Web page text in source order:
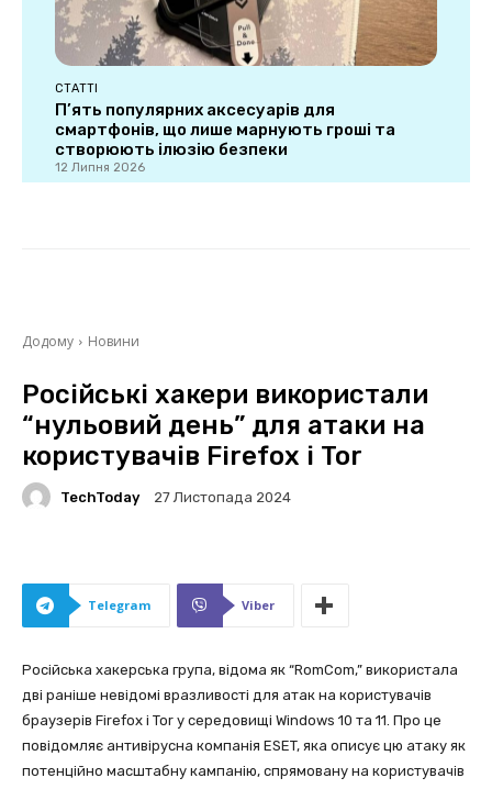
СТАТТІ
П’ять популярних аксесуарів для
смартфонів, що лише марнують гроші та
створюють ілюзію безпеки
12 Липня 2026